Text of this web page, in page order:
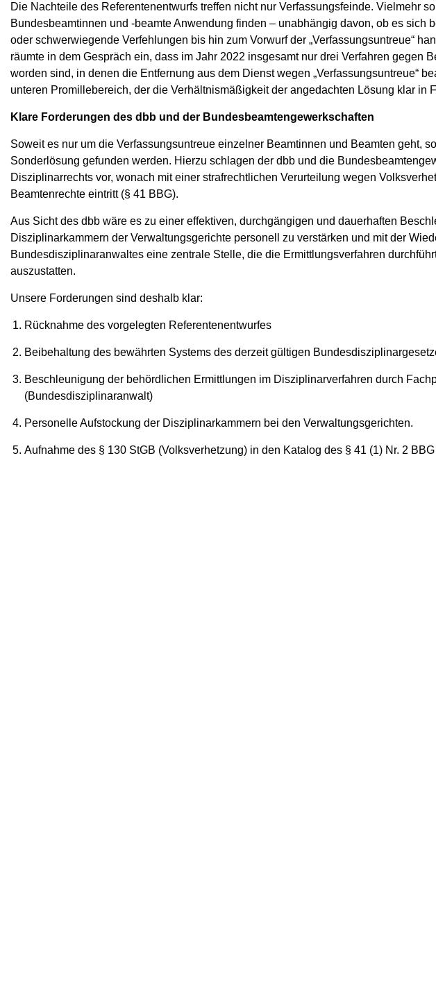
Die Nachteile des Referentenentwurfs treffen nicht nur Verfassungsfeinde. Vielmehr
Bundesbeamtinnen und -beamte Anwendung finden – unabhängig davon, ob es sich
oder schwerwiegende Verfehlungen bis hin zum Vorwurf der „Verfassungsuntreue“
räumte in dem Gespräch ein, dass im Jahr 2022 insgesamt nur drei Verfahren gegen
worden sind, in denen die Entfernung aus dem Dienst wegen „Verfassungsuntreue“
unteren Promillebereich, der die Verhältnismäßigkeit der angedachten Lösung klar in
Klare Forderungen des dbb und der Bundesbeamtengewerkschaften
Soweit es nur um die Verfassungsuntreue einzelner Beamtinnen und Beamten geht,
Sonderlösung gefunden werden. Hierzu schlagen der dbb und die
Disziplinarrechts vor, wonach mit einer strafrechtlichen Verurteilung wegen
Beamtenrechte eintritt (§ 41 BBG).
Aus Sicht des dbb wäre es zu einer effektiven, durchgängigen und dauerhaften
Disziplinarkammern der Verwaltungsgerichte personell zu verstärken und mit der
Bundesdisziplinaranwaltes eine zentrale Stelle, die die Ermittlungsverfahren
auszustatten.
Unsere Forderungen sind deshalb klar:
Rücknahme des vorgelegten Referentenentwurfes
Beibehaltung des bewährten Systems des derzeit gültigen
Beschleunigung der behördlichen Ermittlungen im Disziplinarverfahren durch
(Bundesdisziplinaranwalt)
Personelle Aufstockung der Disziplinarkammern bei den Verwaltungsgerichten.
Aufnahme des § 130 StGB (Volksverhetzung) in den Katalog des § 41 (1) Nr. 2 BBG